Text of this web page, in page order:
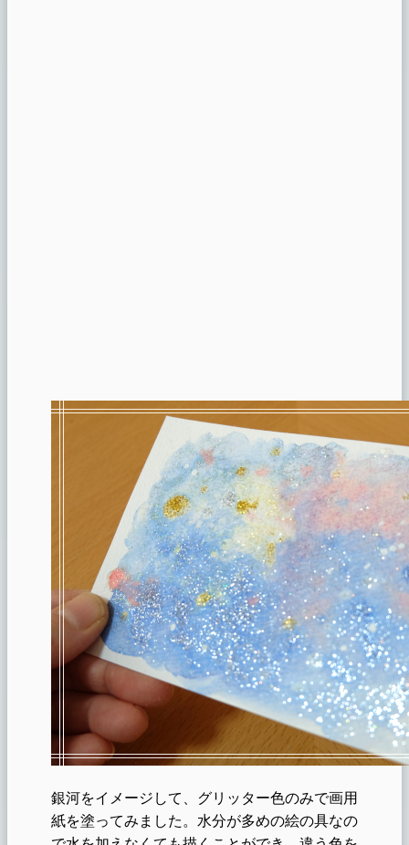
銀河をイメージして、グリッター色のみで画用
紙を塗ってみました。水分が多めの絵の具なの